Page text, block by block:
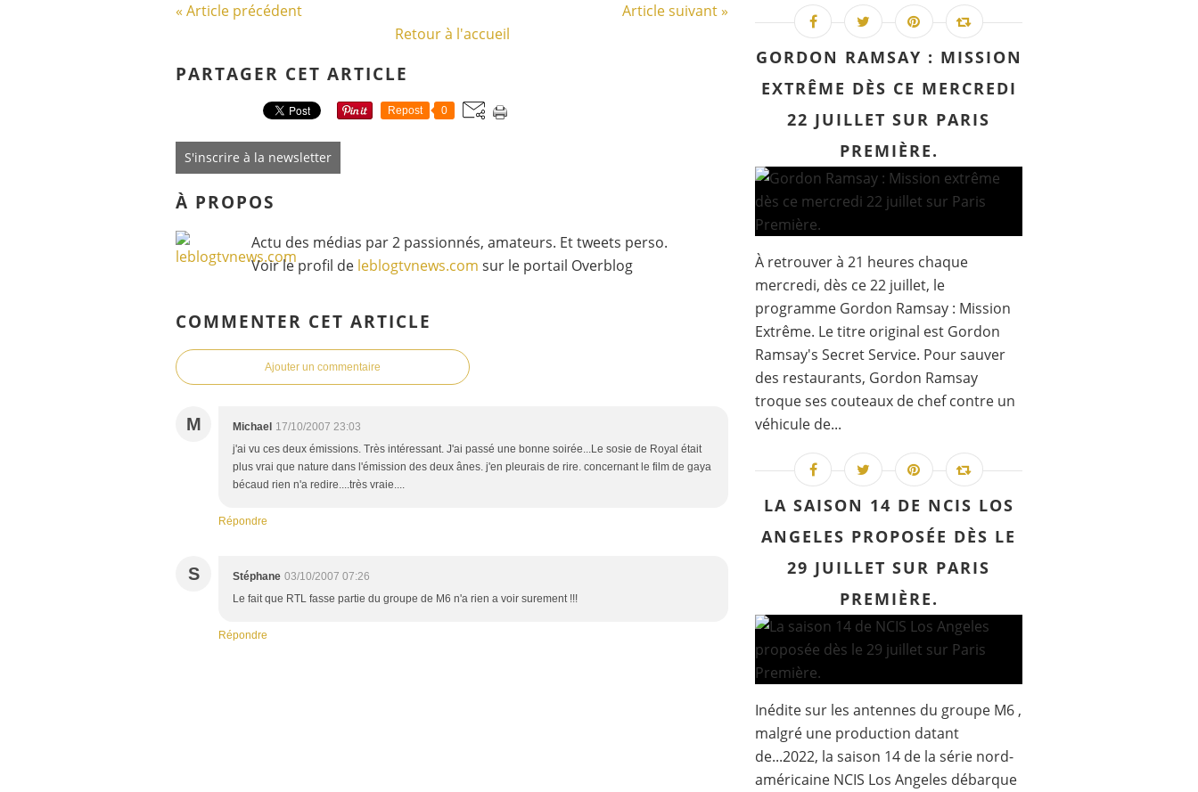
« Article précédent
Article suivant »
Retour à l'accueil
PARTAGER CET ARTICLE
Repost 0
S'inscrire à la newsletter
À PROPOS
Actu des médias par 2 passionnés, amateurs. Et tweets perso.
Voir le profil de leblogtvnews.com sur le portail Overblog
COMMENTER CET ARTICLE
Ajouter un commentaire
M Michael 17/10/2007 23:03
j'ai vu ces deux émissions. Très intéressant. J'ai passé une bonne soirée...Le sosie de Royal était
plus vrai que nature dans l'émission des deux ânes. j'en pleurais de rire. concernant le film de gaya
bécaud rien n'a redire....très vraie....
Répondre
S Stéphane 03/10/2007 07:26
Le fait que RTL fasse partie du groupe de M6 n'a rien a voir surement !!!
Répondre
GORDON RAMSAY : MISSION
EXTRÊME DÈS CE MERCREDI
22 JUILLET SUR PARIS
PREMIÈRE.
À retrouver à 21 heures chaque
mercredi, dès ce 22 juillet, le
programme Gordon Ramsay : Mission
Extrême. Le titre original est Gordon
Ramsay's Secret Service. Pour sauver
des restaurants, Gordon Ramsay
troque ses couteaux de chef contre un
véhicule de...
LA SAISON 14 DE NCIS LOS
ANGELES PROPOSÉE DÈS LE
29 JUILLET SUR PARIS
PREMIÈRE.
Inédite sur les antennes du groupe M6 ,
malgré une production datant
de...2022, la saison 14 de la série nord-
américaine NCIS Los Angeles débarque